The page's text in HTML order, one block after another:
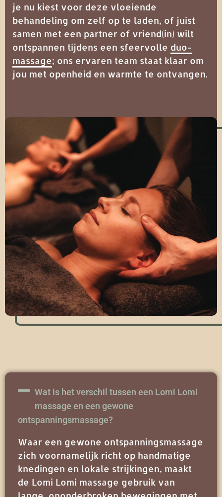
je nu kiest voor deze vloeiende
behandeling om zelf op te laden, of juist
samen met een partner of vriend(in) wilt
ontspannen tijdens een sfeervolle duo-
massage; ons ervaren team staat klaar om
jou met openheid en warmte te ontvangen.
Neem contact op
Wat is het verschil tussen een Lomi Lomi
massage en een gewone
ontspanningsmassage?
Waar een gewone ontspanningsmassage
zich voornamelijk richt op handmatige
knedingen en lokale strijkingen, maakt
de Lomi Lomi massage gebruik van